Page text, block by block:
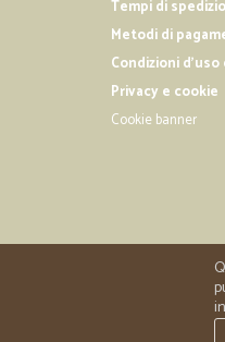
Tempi di
Metodi di
Condizioni
Privacy e cookie
Cookie banner